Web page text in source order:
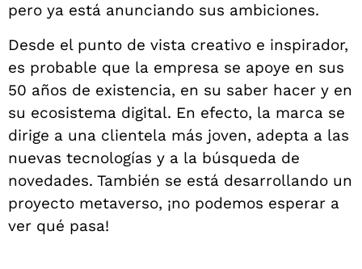
pero ya está anunciando sus ambiciones.
Desde el punto de vista creativo e inspirador,
es probable que la empresa se apoye en sus
50 años de existencia, en su saber hacer y en
su ecosistema digital. En efecto, la marca se
dirige a una clientela más joven, adepta a las
nuevas tecnologías y a la búsqueda de
novedades. También se está desarrollando un
proyecto metaverso, ¡no podemos esperar a
ver qué pasa!